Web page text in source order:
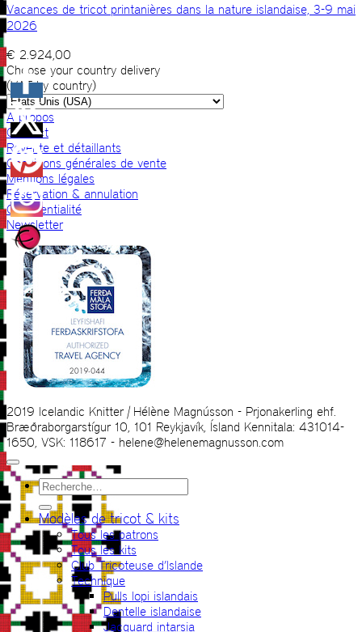
Vacances de tricot printanières dans la nature islandaise, 3-9 mai
2026
€ 2.924,00
Choose your country delivery
(VAT by country)
A propos
Contact
Revente et détaillants
Conditions générales de vente
Mentions légales
Réservation & annulation
Confidentialité
Newsletter
2019 Icelandic Knitter | Hélène Magnússon - Prjonakerling ehf.
Bræðraborgarstígur 10, 101 Reykjavík, Ísland Kennitala: 431014-
1650, VSK: 118617 - helene@helenemagnusson.com
Recherche
pour :
Modèles de tricot & kits
Tous les patrons
Tous les kits
Club Tricoteuse d’Islande
Technique
Pulls lopi islandais
Dentelle islandaise
Jacquard intarsia